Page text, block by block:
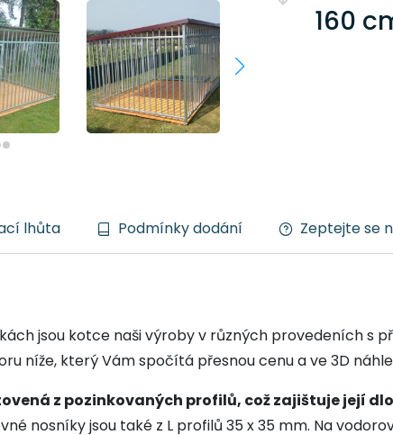
160
lhůta Podmínky dodání Zeptejte se
jsou kotce naši výroby v různých provedeních s
níže, který Vám spočítá přesnou cenu a ve 3D
z pozinkovaných profilů, což zajištuje její
nosníky jsou také z L profilů 35 x 35 mm. Na